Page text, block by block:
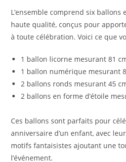
L’ensemble comprend six
haute qualité, conçus pour
à toute célébration. Voici ce que
1 ballon licorne mesurant 81
1 ballon numérique mesurant
2 ballons ronds mesurant 45
2 ballons en forme d’étoile
Ces ballons sont parfaits pour
anniversaire d’un enfant, avec
motifs fantaisistes ajoutant une
l’événement.